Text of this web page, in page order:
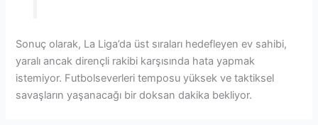
Sonuç olarak, La Liga’da üst sıraları hedefleyen ev sahibi,
yaralı ancak dirençli rakibi karşısında hata yapmak
istemiyor. Futbolseverleri temposu yüksek ve taktiksel
savaşların yaşanacağı bir doksan dakika bekliyor.